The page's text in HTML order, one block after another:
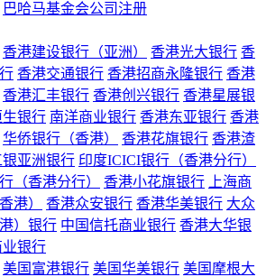
巴哈马基金会公司注册
香港建设银行（亚洲） 香港光大银行 香
香港交通银行 香港招商永隆银行 香港
香港汇丰银行 香港创兴银行 香港星展银
银行 南洋商业银行 香港东亚银行 香港
华侨银行（香港） 香港花旗银行 香港渣
银亚洲银行 印度ICICI银行（香港分行）
（香港分行）
香港小花旗银行
上海商
港）
香港众安银行 香港华美银行 大众
）银行 中国信托商业银行 香港大华银
业银行
美国富港银行 美国华美银行 美国摩根大